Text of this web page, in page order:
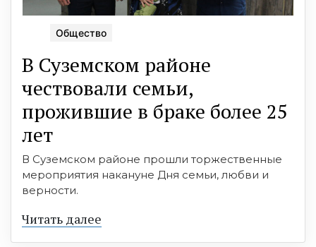
Общество
В Суземском районе
чествовали семьи,
прожившие в браке более 25
лет
В Суземском районе прошли торжественные
мероприятия накануне Дня семьи, любви и
верности.
Читать далее